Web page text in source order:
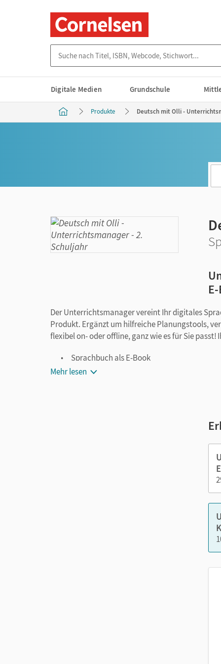
Digitale Medien Grundschule
Produkte Deutsch mit Olli -
Der Unterrichtsmanager vereint Ihr digitales
Produkt. Ergänzt um hilfreiche Planungstools,
flexibel on- oder offline, ganz wie es für Sie
Sprachbuch als E-Book
Konzeptbeschreibung
Lösungen zu den Arbeitsheften und
Nutzen Sie den Unterrichtsmanager auf
Mehr lesen